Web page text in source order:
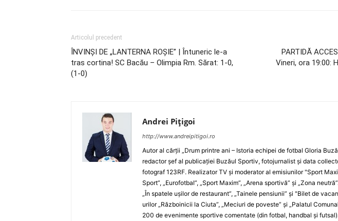
Articolul precedent
ÎNVINŞI DE „LANTERNA ROŞIE” | Întuneric le-a
tras cortina! SC Bacău – Olimpia Rm. Sărat: 1-0,
(1-0)
PARTIDĂ
Vineri, ora 19:00:
Andrei Pițigoi
http://www.andreipitigoi.ro
Autor al cărţii „Drum printre ani – Istoria echipei de fotbal Gloria
redactor şef al publicaţiei Buzăul Sportiv, fotojurnalist şi data
fotograf 123RF. Realizator TV şi moderator al emisiunilor "Sport
Sport”, „Eurofotbal”, „Sport Maxim”, „Arena sportivă” şi „Zona
„În spatele uşilor de restaurant”, „Tainele pensiunii” şi "Bilet de
urilor „Războinicii la Ciuta”, „Meciuri de poveste” şi „Palatul
200 de evenimente sportive comentate (din fotbal, handbal şi